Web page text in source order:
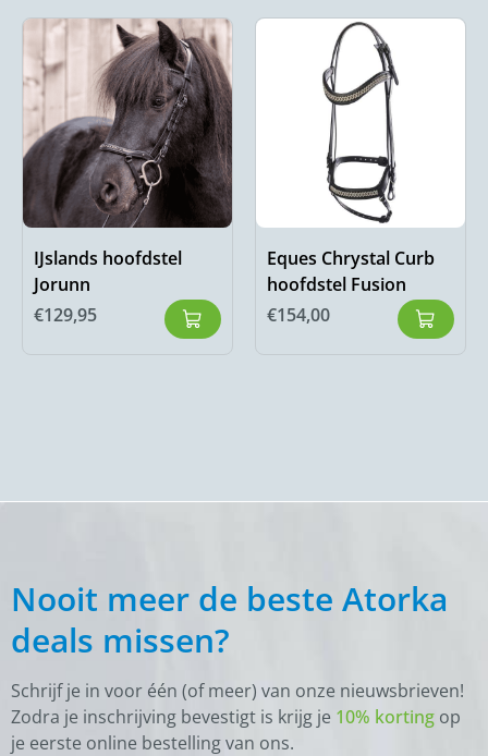
IJslands hoofdstel
Jorunn
€129,95
Eques Chrystal Curb
hoofdstel Fusion
€154,00
Nooit meer de beste Atorka
deals missen?
Schrijf je in voor één (of meer) van onze nieuwsbrieven!
Zodra je inschrijving bevestigt is krijg je 10% korting op
je eerste online bestelling van ons.